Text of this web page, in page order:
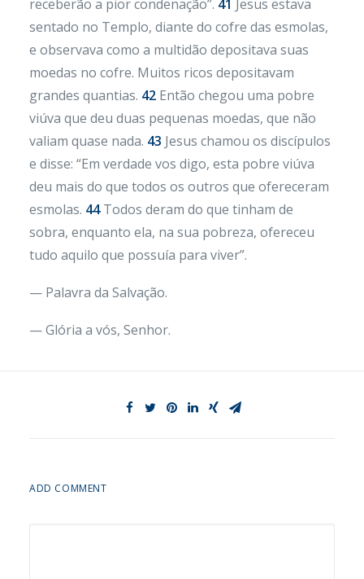
receberão a pior condenação”. 41
Jesus estava
sentado no Templo, diante do cofre das esmolas,
e observava como a multidão depositava suas
moedas no cofre. Muitos ricos depositavam
grandes quantias. 42 Então chegou uma pobre
viúva que deu duas pequenas moedas, que não
valiam quase nada. 43 Jesus chamou os discípulos
e disse: “Em verdade vos digo, esta pobre viúva
deu mais do que todos os outros que ofereceram
esmolas. 44Todos deram do que tinham de
sobra, enquanto ela, na sua pobreza, ofereceu
tudo aquilo que possuía para viver”.
— Palavra da Salvação.
— Glória a vós, Senhor.
ADD COMMENT